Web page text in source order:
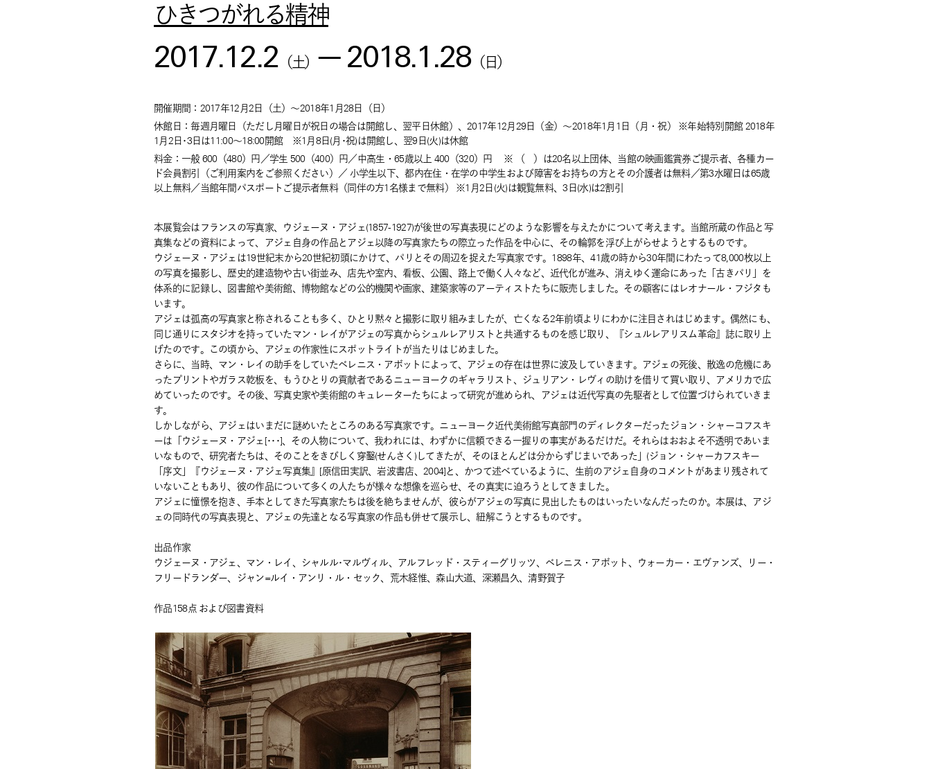
ひきつがれる精神
2017.12.2（土） — 2018.1.28（日）
開催期間： 2017年12月2日 （土） ～2018年1月28日 （日）
休館日：毎週月曜日（ただし月曜日が祝日の場合は開館し、翌平日休館）、2017年12月29日（金）～2018年1月1日（月・祝） ※年始特別開館 2018年
1月2日･3日は11:00～18:00開館 ※1月8日(月･祝)は開館し、翌9日(火)は休館
料金： 一般 600（480）円／学生 500（400）円／中高生・65歳以上 400（320）円 ※ （ ）は20名以上団体、当館の映画鑑賞券ご提示者、各種カー
ド会員割引（ご利用案内をご参照ください）／ 小学生以下、都内在住・在学の中学生および障害をお持ちの方とその介護者は無料／第3水曜日は65歳
以上無料／当館年間パスポートご提示者無料（同伴の方1名様まで無料） ※1月2日(火)は観覧無料、3日(水)は2割引
本展覧会はフランスの写真家、ウジェーヌ・アジェ(1857-1927)が後世の写真表現にどのような影響を与えたかについて考えます。当館所蔵の作品と写
真集などの資料によって、アジェ自身の作品とアジェ以降の写真家たちの際立った作品を中心に、その輪郭を浮び上がらせようとするものです。
ウジェーヌ・アジェは19世紀末から20世紀初頭にかけて、パリとその周辺を捉えた写真家です。1898年、41歳の時から30年間にわたって8,000枚以上
の写真を撮影し、歴史的建造物や古い街並み、店先や室内、看板、公園、路上で働く人々など、近代化が進み、消えゆく運命にあった「古きパリ」を
体系的に記録し、図書館や美術館、博物館などの公的機関や画家、建築家等のアーティストたちに販売しました。その顧客にはレオナール・フジタも
います。
アジェは孤高の写真家と称されることも多く、ひとり黙々と撮影に取り組みましたが、亡くなる2年前頃よりにわかに注目されはじめます。偶然にも、
同じ通りにスタジオを持っていたマン・レイがアジェの写真からシュルレアリストと共通するものを感じ取り、『シュルレアリスム革命』誌に取り上
げたのです。この頃から、アジェの作家性にスポットライトが当たりはじめました。
さらに、当時、マン・レイの助手をしていたベレニス・アボットによって、アジェの存在は世界に波及していきます。アジェの死後、散逸の危機にあ
ったプリントやガラス乾板を、もうひとりの貢献者であるニューヨークのギャラリスト、ジュリアン・レヴィの助けを借りて買い取り、アメリカで広
めていったのです。その後、写真史家や美術館のキュレーターたちによって研究が進められ、アジェは近代写真の先駆者として位置づけられていきま
す。
しかしながら、アジェはいまだに謎めいたところのある写真家です。ニューヨーク近代美術館写真部門のディレクターだったジョン・シャーコフスキ
ーは「ウジェーヌ・アジェ[･･･]、その人物について、我われには、わずかに信頼できる一握りの事実があるだけだ。それらはおおよそ不透明であいま
いなもので、研究者たちは、そのことをきびしく穿鑿(せんさく)してきたが、そのほとんどは分からずじまいであった」(ジョン・シャーカフスキー
「序文」『ウジェーヌ・アジェ写真集』[原信田実訳、岩波書店、2004]と、かつて述べているように、生前のアジェ自身のコメントがあまり残されて
いないこともあり、彼の作品について多くの人たちが様々な想像を巡らせ、その真実に迫ろうとしてきました。
アジェに憧憬を抱き、手本としてきた写真家たちは後を絶ちませんが、彼らがアジェの写真に見出したものはいったいなんだったのか。本展は、アジ
ェの同時代の写真表現と、アジェの先達となる写真家の作品も併せて展示し、紐解こうとするものです。
出品作家
ウジェーヌ・アジェ、マン・レイ、シャルル･マルヴィル、アルフレッド・スティーグリッツ、ベレニス・アボット、ウォーカー・エヴァンズ、リー・
フリードランダー、ジャン=ルイ・アンリ・ル・セック、荒木経惟、森山大道、深瀬昌久、清野賀子
作品158点 および図書資料